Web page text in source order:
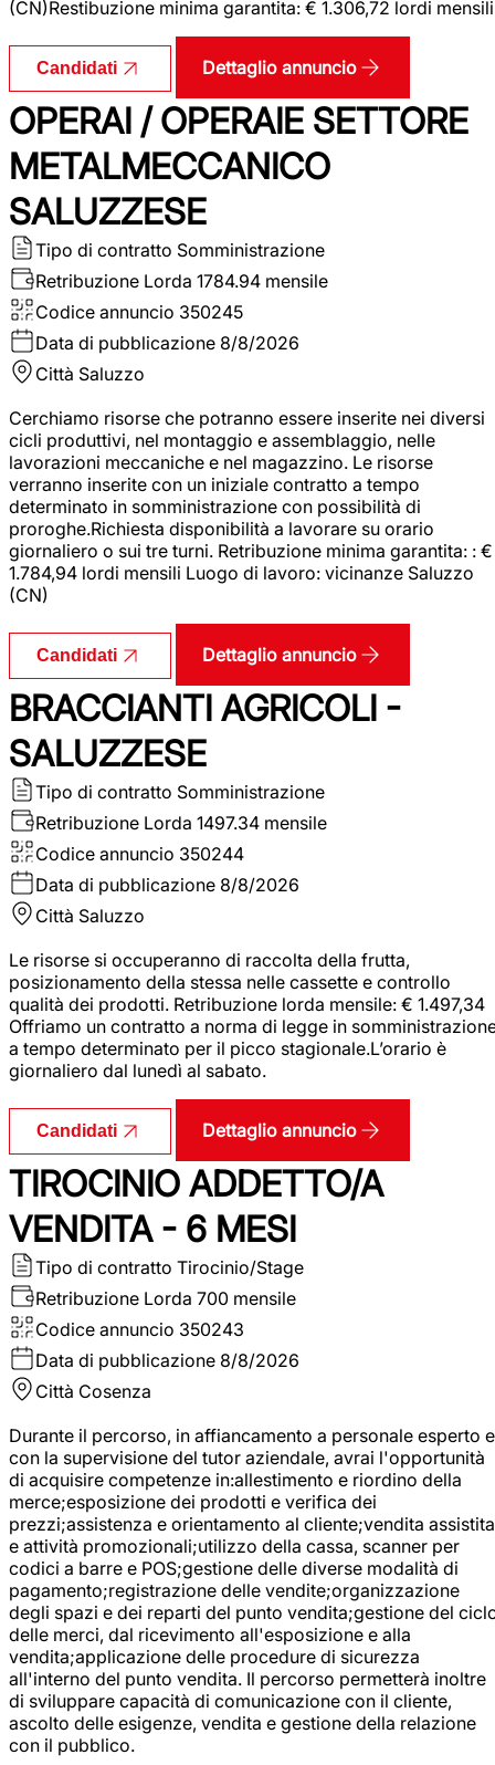
(CN)Restibuzione minima garantita: € 1.306,72 lordi mensili
Candidati Dettaglio annuncio
OPERAI / OPERAIE SETTORE
METALMECCANICO
SALUZZESE
Tipo di contratto Somministrazione
Retribuzione Lorda 1784.94 mensile
Codice annuncio 350245
Data di pubblicazione 8/8/2026
Città Saluzzo
Cerchiamo risorse che potranno essere inserite nei diversi
cicli produttivi, nel montaggio e assemblaggio, nelle
lavorazioni meccaniche e nel magazzino. Le risorse
verranno inserite con un iniziale contratto a tempo
determinato in somministrazione con possibilità di
proroghe.Richiesta disponibilità a lavorare su orario
giornaliero o sui tre turni. Retribuzione minima garantita: : €
1.784,94 lordi mensili Luogo di lavoro: vicinanze Saluzzo
(CN)
Candidati Dettaglio annuncio
BRACCIANTI AGRICOLI -
SALUZZESE
Tipo di contratto Somministrazione
Retribuzione Lorda 1497.34 mensile
Codice annuncio 350244
Data di pubblicazione 8/8/2026
Città Saluzzo
Le risorse si occuperanno di raccolta della frutta,
posizionamento della stessa nelle cassette e controllo
qualità dei prodotti. Retribuzione lorda mensile: € 1.497,34
Offriamo un contratto a norma di legge in
a tempo determinato per il picco stagionale.L’orario è
giornaliero dal lunedì al sabato.
Candidati Dettaglio annuncio
TIROCINIO ADDETTO/A
VENDITA - 6 MESI
Tipo di contratto Tirocinio/Stage
Retribuzione Lorda 700 mensile
Codice annuncio 350243
Data di pubblicazione 8/8/2026
Città Cosenza
Durante il percorso, in affiancamento a personale esperto e
con la supervisione del tutor aziendale, avrai l'opportunità
di acquisire competenze in:allestimento e riordino della
merce;esposizione dei prodotti e verifica dei
prezzi;assistenza e orientamento al cliente;vendita assistita
e attività promozionali;utilizzo della cassa, scanner per
codici a barre e POS;gestione delle diverse modalità di
pagamento;registrazione delle vendite;organizzazione
degli spazi e dei reparti del punto vendita;gestione del
delle merci, dal ricevimento all'esposizione e alla
vendita;applicazione delle procedure di sicurezza
all'interno del punto vendita. Il percorso permetterà inoltre
di sviluppare capacità di comunicazione con il cliente,
ascolto delle esigenze, vendita e gestione della relazione
con il pubblico.